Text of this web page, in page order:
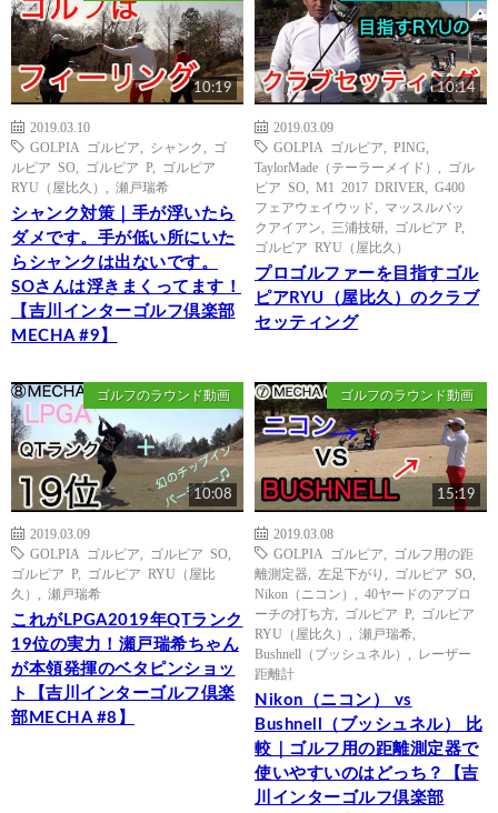
10:19
2019.03.10
GOLPIA ゴルピア
シャンク
ゴ
ルピア SO
ゴルピア P
ゴルピア
RYU（屋比久）
瀬戸瑞希
シャンク対策｜手が浮いたら
ダメです。手が低い所にいた
らシャンクは出ないです。
SOさんは浮きまくってます！
【吉川インターゴルフ倶楽部
MECHA #9】
10:14
2019.03.09
GOLPIA ゴルピア
PING
TaylorMade（テーラーメイド）
ゴル
ピア SO
M1 2017 DRIVER
G400
フェアウェイウッド
マッスルバッ
クアイアン
三浦技研 ゴルピア P
ゴルピア RYU（屋比久）
プロゴルファーを目指すゴル
ピアRYU（屋比久）のクラブ
セッティング
ゴルフのラウンド動画
10:08
2019.03.09
GOLPIA ゴルピア
ゴルピア SO
ゴルピア P
ゴルピア RYU（屋比
久）
瀬戸瑞希
これがLPGA2019年QTランク
19位の実力！瀬戸瑞希ちゃん
が本領発揮のベタピンショッ
ト【吉川インターゴルフ倶楽
部MECHA #8】
ゴルフのラウンド動画
15:19
2019.03.08
GOLPIA ゴルピア
ゴルフ用の距
離測定器
左足下がり ゴルピア SO
Nikon（ニコン）
40ヤードのアプロ
ーチの打ち方
ゴルピア P
ゴルピア
RYU（屋比久）
瀬戸瑞希
Bushnell（ブッシュネル）
レーザー
距離計
Nikon（ニコン） vs
Bushnell（ブッシュネル） 比
較｜ゴルフ用の距離測定器で
使いやすいのはどっち？【吉
川インターゴルフ倶楽部